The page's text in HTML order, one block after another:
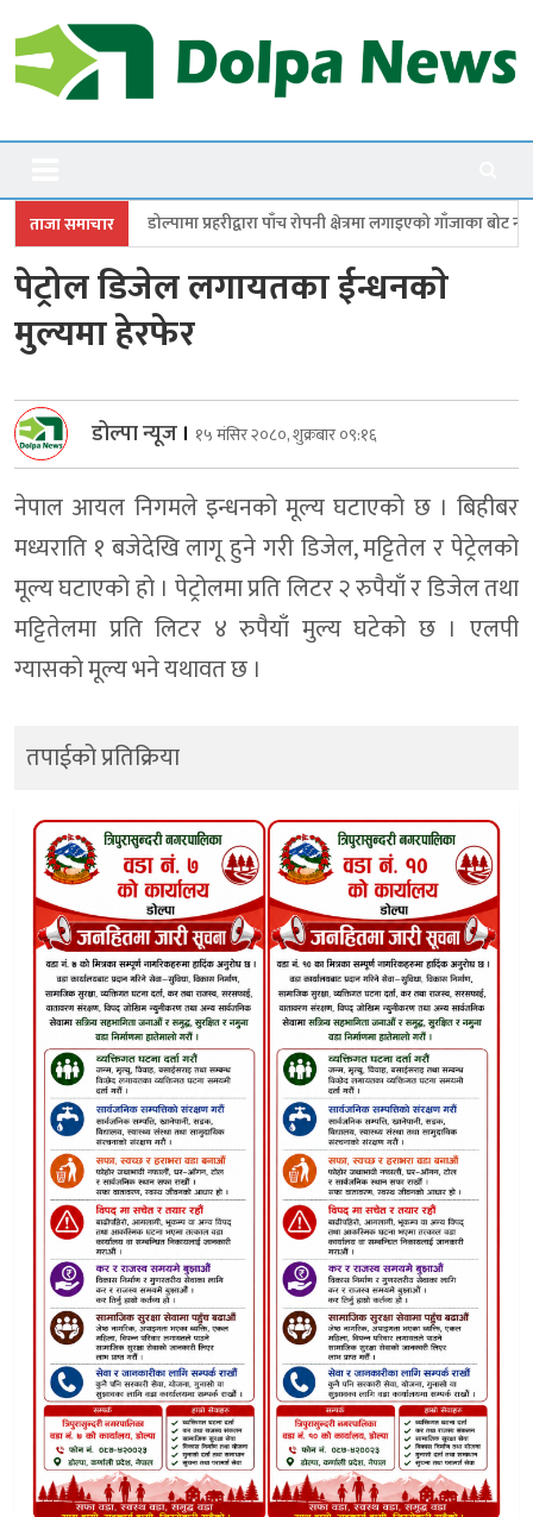
to
content
Dolpanews
ताजा समाचार
प्रहरीद्वारा पाँच रोपनी क्षेत्रमा लगाइएको गाँजाका बोट नष्ट जगदुल्लामा
पेट्रोल डिजेल लगायतका ईन्धनकाे
मुल्यमा हेरफेर
डोल्पा न्यूज । १५ मंसिर २०८०, शुक्रबार ०९:१६
नेपाल आयल निगमले इन्धनको मूल्य घटाएको छ । बिहीबर
मध्यराति १ बजेदेखि लागू हुने गरी डिजेल, मट्टितेल र पेट्रेलको
मूल्य घटाएको हो । पेट्रोलमा प्रति लिटर २ रुपैयाँ र डिजेल तथा
मट्टितेलमा प्रति लिटर ४ रुपैयाँ मुल्य घटेको छ । एलपी
ग्यासको मूल्य भने यथावत छ ।
तपाईको प्रतिक्रिया